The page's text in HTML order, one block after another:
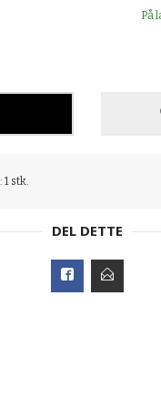
På
1 stk.
DEL DETTE